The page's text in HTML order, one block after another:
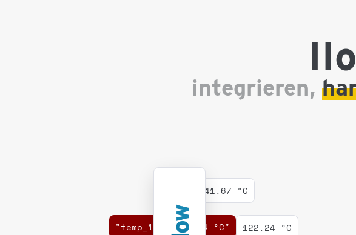
integrieren,
41.67 °C
"temp_1": "122.24 °C" 122.24 °C